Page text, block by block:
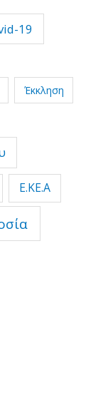
19
Έκκληση
Ε.ΚΕ.Α